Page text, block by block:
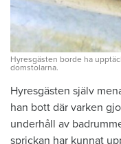
Hyresgästen borde ha
domstolarna.
Hyresgästen själv
han bott där varken
underhåll av
sprickan har kunnat